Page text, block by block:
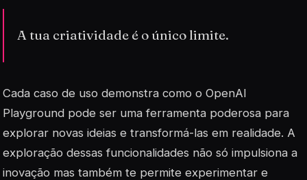
A tua criatividade é o único limite.
Cada caso de uso demonstra como o OpenAI
Playground pode ser uma ferramenta poderosa para
explorar novas ideias e transformá-las em realidade. A
exploração dessas funcionalidades não só impulsiona a
inovação mas também te permite experimentar e